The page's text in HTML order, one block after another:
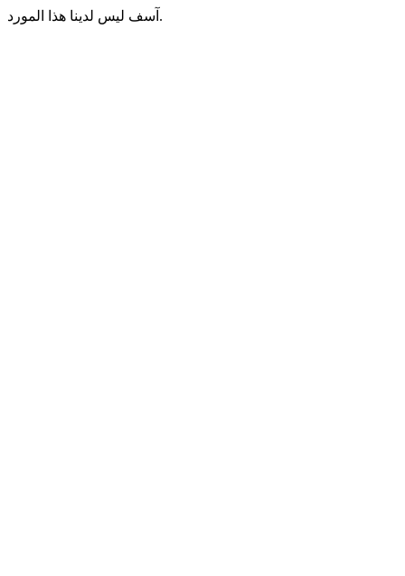
آسف ليس لدينا هذا المورد.